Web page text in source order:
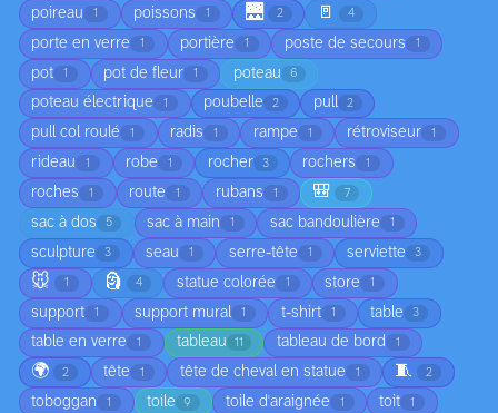
poireau 1 poissons 1 🌉 2 🚪 4
porte en verre 1 portière 1 poste de secours 1
pot 1 pot de fleur 1 poteau 6
poteau électrique 1 poubelle 2 pull 2
pull col roulé 1 radis 1 rampe 1 rétroviseur 1
rideau 1 robe 1 rocher 3 rochers 1
roches 1 route 1 rubans 1 🎒 7
sac à dos 5 sac à main 1 sac bandoulière 1
sculpture 3 seau 1 serre-tête 1 serviette 3
🐭 1 🗿 4 statue colorée 1 store 1
support 1 support mural 1 t-shirt 1 table 3
table en verre 1 tableau 11 tableau de bord 1
🌍 2 tête 1 tête de cheval en statue 1 🧵 2
toboggan 1 toile 9 toile d'araignée 1 toit 1